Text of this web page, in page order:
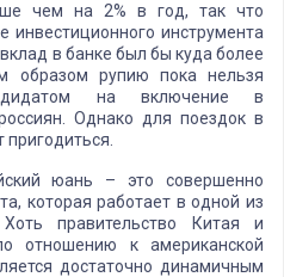
чем на 2% в год, так что
инвестиционного инструмента
в банке был бы куда более
образом рупию пока нельзя
на включение в
Однако для поездок в
юань – это совершенно
которая работает в одной из
правительство Китая и
отношению к американской
достаточно динамичным